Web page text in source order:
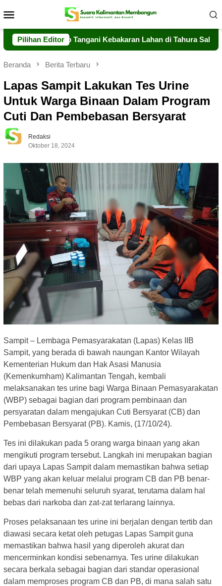
ke
Mobile
Pilihan Editor
Sigap Tangani Kebakaran Lahan di Tahura Sabaru
Beranda Berita Terbaru
Lapas Sampit Lakukan Tes Urine
Untuk Warga Binaan Dalam Program
Cuti Dan Pembebasan Bersyarat
Redaksi
Oktober 18, 2024
Sampit – Lembaga Pemasyarakatan (Lapas) Kelas IIB
Sampit, yang berada di bawah naungan Kantor Wilayah
Kementerian Hukum dan Hak Asasi Manusia
(Kemenkumham) Kalimantan Tengah, kembali
melaksanakan tes urine bagi Warga Binaan Pemasyarakatan
(WBP) sebagai bagian dari program pembinaan dan
persyaratan dalam mengajukan Cuti Bersyarat (CB) dan
Pembebasan Bersyarat (PB). Kamis, (17/10/24).
Tes ini dilakukan pada 5 orang warga binaan yang akan
mengikuti program tersebut. Langkah ini merupakan bagian
dari upaya Lapas Sampit dalam memastikan bahwa setiap
WBP yang akan keluar melalui program CB dan PB benar-
benar telah memenuhi seluruh syarat, terutama dalam hal
bebas dari narkoba dan zat-zat terlarang lainnya.
Proses pelaksanaan tes urine ini berjalan dengan tertib dan
diawasi secara ketat oleh petugas Lapas Sampit guna
memastikan bahwa hasil yang diperoleh akurat dan
mencerminkan kondisi sebenarnya. Tes urine dilakukan
secara berkala sebagai bagian dari standar operasional
dalam memproses program CB dan PB, di mana salah satu